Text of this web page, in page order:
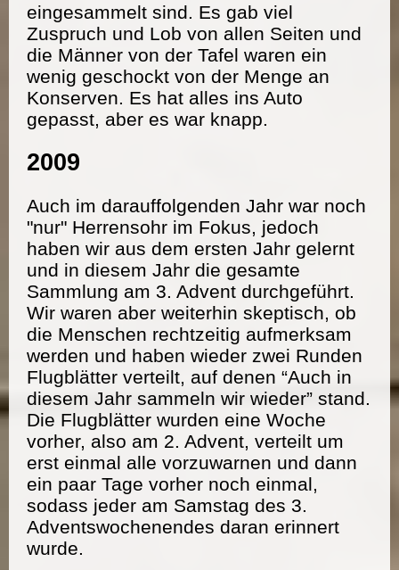
eingesammelt sind. Es gab viel
Zuspruch und Lob von allen Seiten und
die Männer von der Tafel waren ein
wenig geschockt von der Menge an
Konserven. Es hat alles ins Auto
gepasst, aber es war knapp.
2009
Auch im darauffolgenden Jahr war noch
"nur" Herrensohr im Fokus, jedoch
haben wir aus dem ersten Jahr gelernt
und in diesem Jahr die gesamte
Sammlung am 3. Advent durchgeführt.
Wir waren aber weiterhin skeptisch, ob
die Menschen rechtzeitig aufmerksam
werden und haben wieder zwei Runden
Flugblätter verteilt, auf denen “Auch in
diesem Jahr sammeln wir wieder” stand.
Die Flugblätter wurden eine Woche
vorher, also am 2. Advent, verteilt um
erst einmal alle vorzuwarnen und dann
ein paar Tage vorher noch einmal,
sodass jeder am Samstag des 3.
Adventswochenendes daran erinnert
wurde.